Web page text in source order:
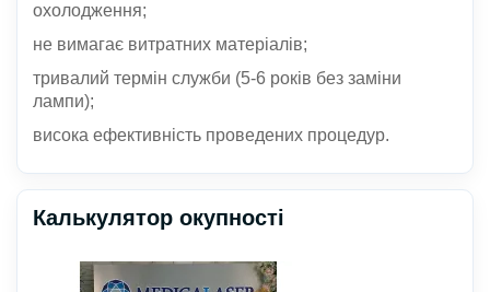
охолодження;
не вимагає витратних матеріалів;
тривалий термін служби (5-6 років без заміни
лампи);
висока ефективність проведених процедур.
Калькулятор окупності